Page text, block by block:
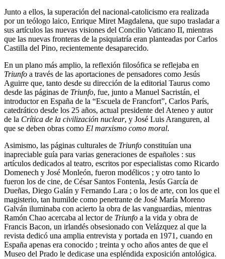
Junto a ellos, la superación del nacional-catolicismo era realizada
por un teólogo laico, Enrique Miret Magdalena, que supo trasladar a
sus artículos las nuevas visiones del Concilio Vaticano II, mientras
que las nuevas fronteras de la psiquiatría eran planteadas por Carlos
Castilla del Pino, recientemente desaparecido.
En un plano más amplio, la reflexión filosófica se reflejaba en
Triunfo a través de las aportaciones de pensadores como Jesús
Aguirre que, tanto desde su dirección de la editorial Taurus como
desde las páginas de Triunfo, fue, junto a Manuel Sacristán, el
introductor en España de la “Escuela de Francfort”, Carlos París,
catedrático desde los 25 años, actual presidente del Ateneo y autor
de la Crítica de la civilización nuclear, y José Luis Aranguren, al
que se deben obras como El marxismo como moral.
Asimismo, las páginas culturales de Triunfo constituían una
inapreciable guía para varias generaciones de españoles : sus
artículos dedicados al teatro, escritos por especialistas como Ricardo
Domenech y José Monleón, fueron modélicos ; y otro tanto lo
fueron los de cine, de César Santos Fontenla, Jesús García de
Dueñas, Diego Galán y Fernando Lara ; o los de arte, con los que el
magisterio, tan humilde como penetrante de José María Moreno
Galván iluminaba con acierto la obra de las vanguardias, mientras
Ramón Chao acercaba al lector de Triunfo a la vida y obra de
Francis Bacon, un irlandés obsesionado con Velázquez al que la
revista dedicó una amplia entrevista y portada en 1971, cuando en
España apenas era conocido ; treinta y ocho años antes de que el
Museo del Prado le dedicase una espléndida exposición antológica.